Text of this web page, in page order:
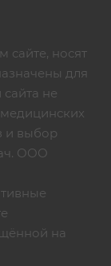
носят
для
не
и выбор
ООО
на